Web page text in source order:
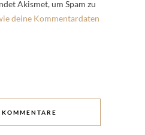
Akismet, um Spam zu
deine Kommentardaten
KOMMENTARE